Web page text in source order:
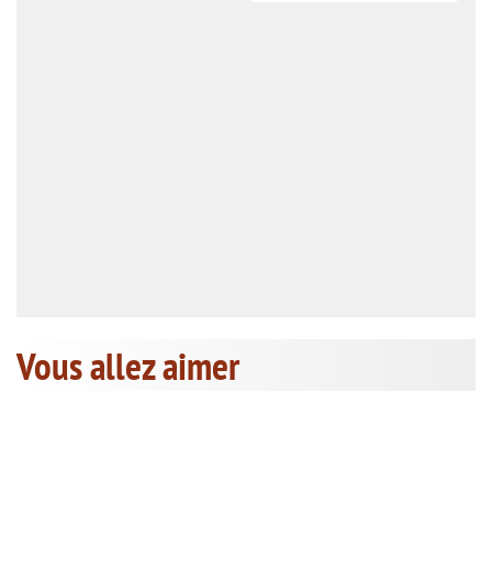
Vous allez aimer